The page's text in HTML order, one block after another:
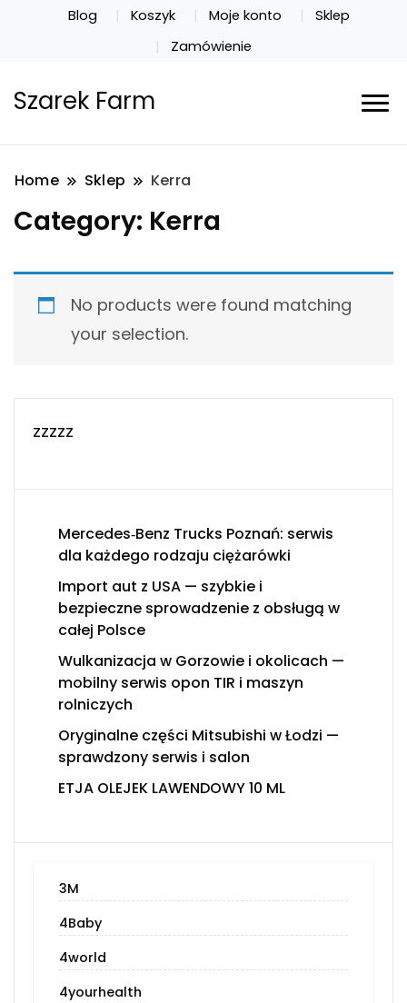
Blog Koszyk Moje konto
Sklep
Zamówienie
Szarek Farm
Home Sklep Kerra
Category: Kerra
No products were found matching
your selection.
zzzzz
Mercedes‑Benz Trucks Poznań: serwis
dla każdego rodzaju ciężarówki
Import aut z USA — szybkie i
bezpieczne sprowadzenie z obsługą w
całej Polsce
Wulkanizacja w Gorzowie i okolicach —
mobilny serwis opon TIR i maszyn
rolniczych
Oryginalne części Mitsubishi w Łodzi —
sprawdzony serwis i salon
ETJA OLEJEK LAWENDOWY 10 ML
3M
4Baby
4world
4yourhealth